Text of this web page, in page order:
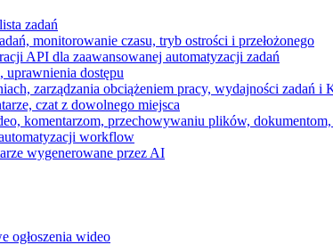
zadań
monitorowanie czasu, tryb ostrości i przełożonego
API dla zaawansowanej automatyzacji zadań
dostępu
zarządzania obciążeniem pracy, wydajności zadań i
czat z dowolnego miejsca
komentarzom, przechowywaniu plików,
workflow
wygenerowane przez AI
ogłoszenia wideo